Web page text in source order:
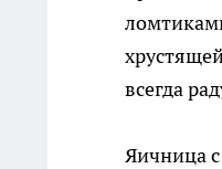
всегда
Яичница